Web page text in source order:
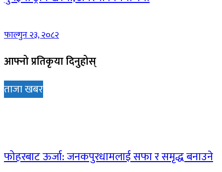
फाल्गुन २३, २०८२
आफ्नो प्रतिकृया दिनुहोस्
ताजा खबर
फोहरबाट ऊर्जा: जनकपुरधामलाई सफा र समृद्ध बनाउने